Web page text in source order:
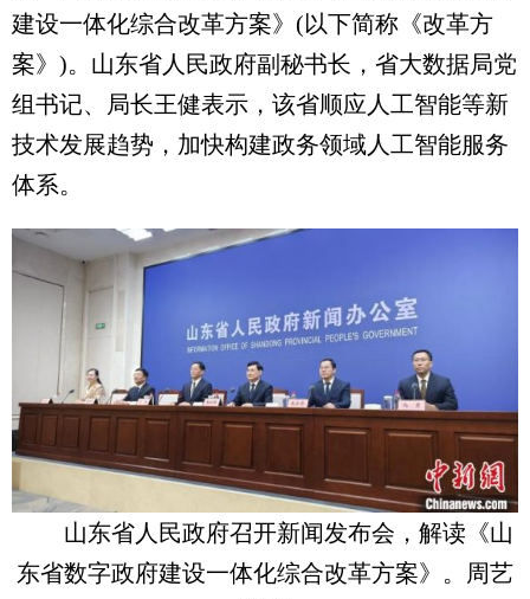
建设一体化综合改革方案》(以下简称《改革方
案》)。山东省人民政府副秘书长，省大数据局党
组书记、局长王健表示，该省顺应人工智能等新
技术发展趋势，加快构建政务领域人工智能服务
体系。
山东省人民政府召开新闻发布会，解读《山
东省数字政府建设一体化综合改革方案》。周艺